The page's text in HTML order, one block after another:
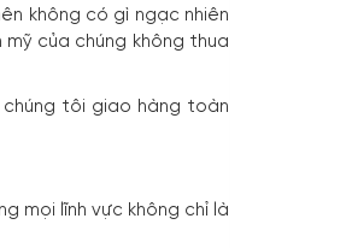
không có gì ngạc nhiên
của chúng không thua
tôi giao hàng toàn
mọi lĩnh vực không chỉ là